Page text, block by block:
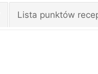
Lista punktów